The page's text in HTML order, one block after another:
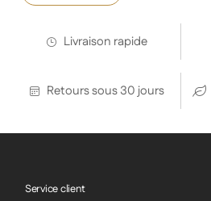
Livraison rapide
Retours sous 30 jours
Service client